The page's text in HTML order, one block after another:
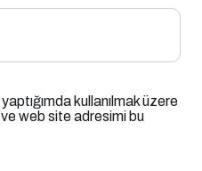
kullanılmak üzere
web site adresimi bu